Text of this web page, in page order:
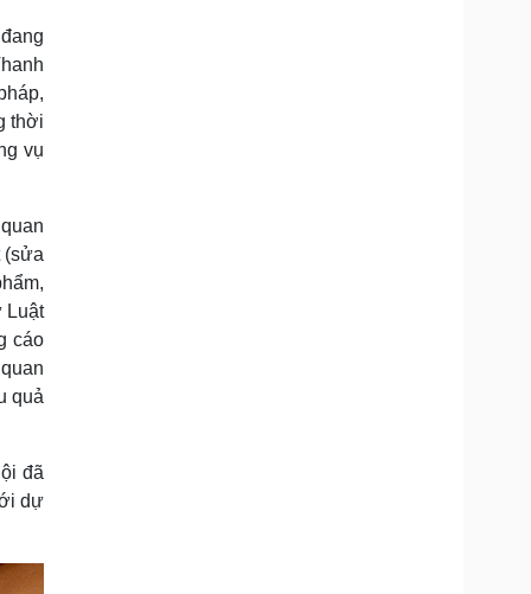
thời
vụ
(sửa
Luật
cáo
quả
đã
dự